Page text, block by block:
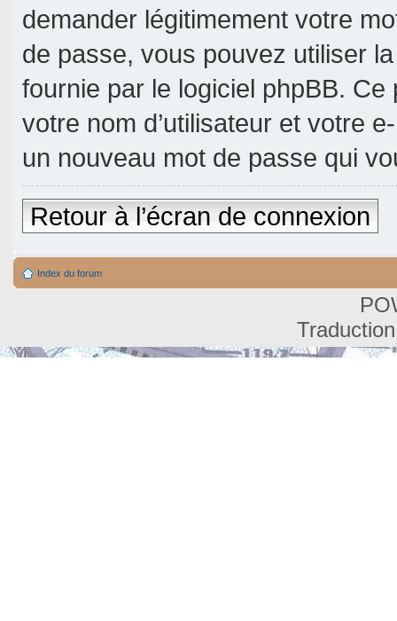
demander légitimement votre
de passe, vous pouvez utiliser
fournie par le logiciel phpBB.
votre nom d’utilisateur et votre
un nouveau mot de passe qui
Retour à l’écran de connexion
Index du forum